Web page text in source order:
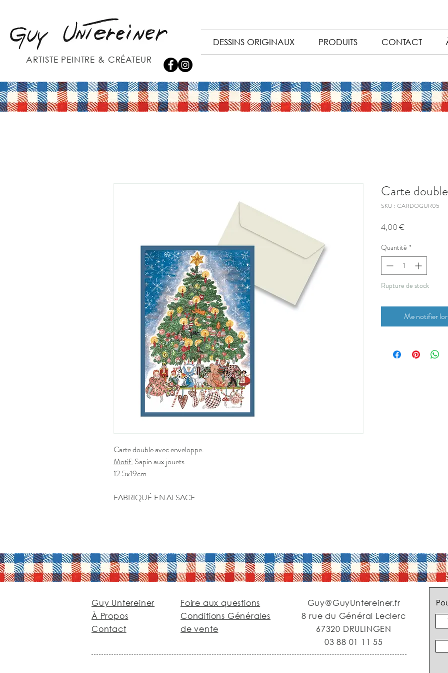
ARTISTE PEINTRE & CRÉATEUR
DESSINS ORIGINAUX PRODUITS CONTACT
Carte double avec enveloppe.
Motif: Sapin aux jouets
12.5x19cm
FABRIQUÉ EN ALSACE
Carte
SKU : CARDOGUR05
4,00 €
Quantité *
Rupture de stock
Me notifier
Guy Untereiner
À Propos
Contact
Foire aux questions
Conditions Générales
de vente
Guy@GuyUntereiner.fr
8 rue du Général Leclerc
67320 DRULINGEN
03 88 01 11 55